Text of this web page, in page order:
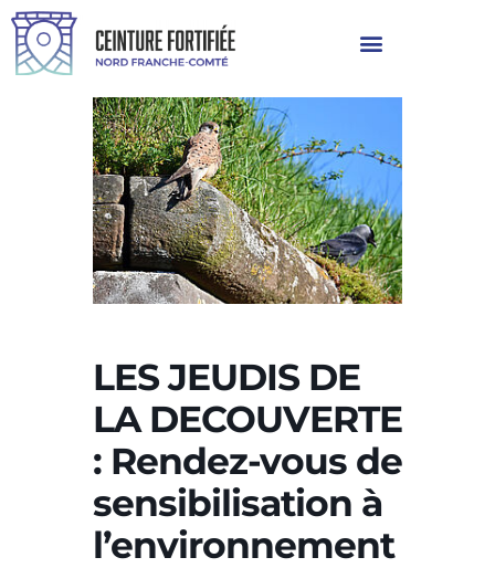
LES JEUDIS DE
LA DECOUVERTE
: Rendez-vous de
sensibilisation à
l’environnement